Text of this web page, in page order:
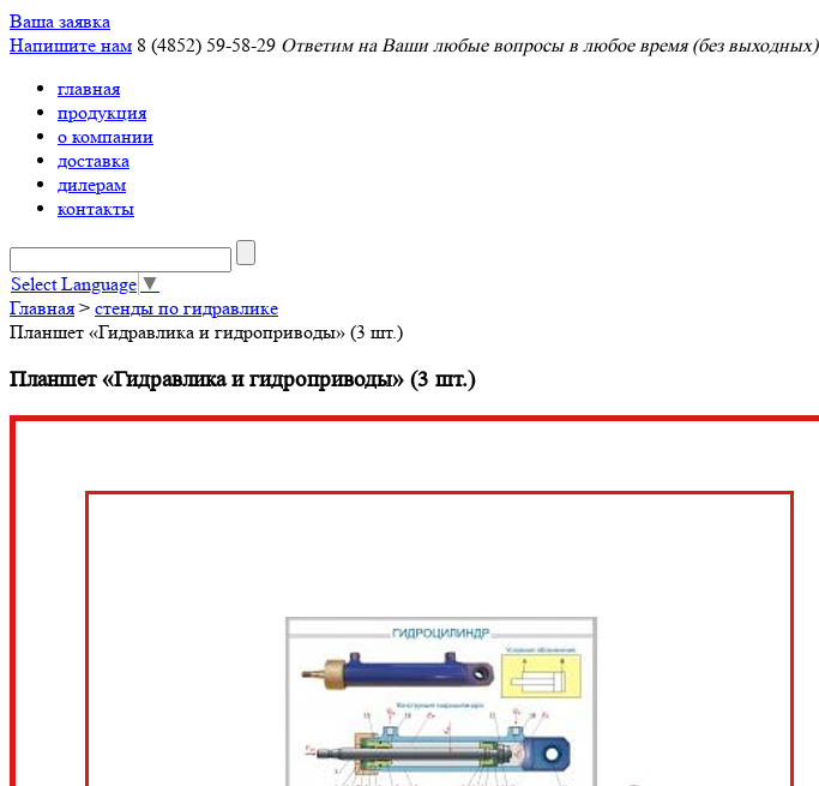
Ваша заявка
Напишите нам 8 (4852) 59-58-29 Ответим на Ваши любые вопросы в любое время (без выходных)
главная
продукция
о компании
доставка
дилерам
контакты
Select Language ▼
Главная > стенды по гидравлике
Планшет «Гидравлика и гидроприводы» (3 шт.)
Планшет «Гидравлика и гидроприводы» (3 шт.)